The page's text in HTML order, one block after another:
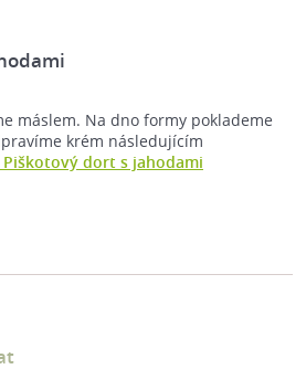
máslem. Na dno formy poklademe
krém následujícím
Piškotový dort s jahodami